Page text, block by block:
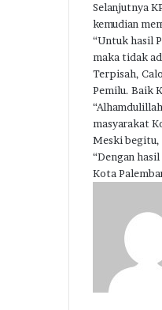
Selanjutnya
kemudian
“Untuk hasil
maka tidak
Terpisah,
Pemilu. Baik
masyarakat
Meski begitu,
“Dengan
Kota